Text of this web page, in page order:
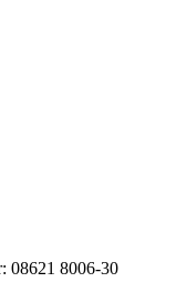
08621 8006-30